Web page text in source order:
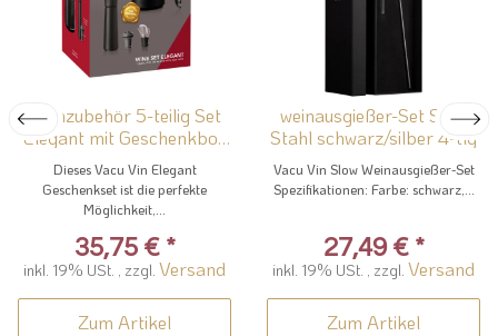
Weinzubehör 5-teilig Set
Elegant mit Geschenkbox
und...
Dieses Vacu Vin Elegant
Geschenkset ist die perfekte
Möglichkeit,...
35,75 € *
inkl. 19% USt. , zzgl. Versand
Zum Artikel
weinausgießer-Set Slow
Stahl schwarz/silber 4-tlg
Vacu Vin Slow Weinausgießer-Set
Spezifikationen: Farbe: schwarz,...
27,49 € *
inkl. 19% USt. , zzgl. Versand
Zum Artikel